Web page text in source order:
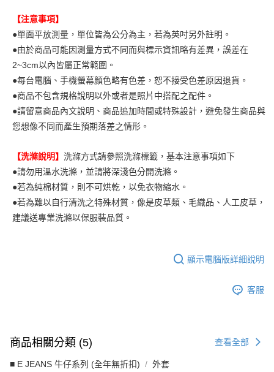
【注意事項】
●單面平放測量，單位皆為公分為主，若為英吋另外註明。
●由於商品可能因測量方式不同而與標示資訊略有差異，誤差在
2~3cm以內皆屬正常範圍。
●每台電腦、手機螢幕顏色略有色差，恕不接受色差原因退貨。
●商品不包含規格說明以外或者是照片中搭配之配件。
●請留意商品內文說明、商品追加時間或特殊設計，避免發生商品與
您想像不同而產生預期落差之情形。
【洗滌說明】 洗滌方式請參照洗滌標籤，基本注意事項如下
●請勿用溫水洗滌，並請將深淺色分開洗滌。
●若為純棉材質，則不可烘乾，以免衣物縮水。
●若為難以自行清洗之特殊材質，像是皮草類、毛織品、人工皮草，
建議送專業洗滌以保服裝品質。
顯示電腦版詳細說明
客服
商品相關分類 (5) 查看全部
■ E JEANS 牛仔系列 (全年無折扣) 外套